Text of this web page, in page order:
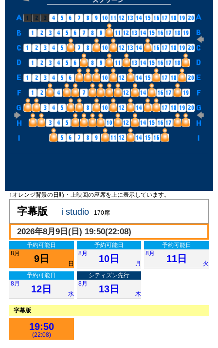
↑オレンジ背景の日時・上映回の座席を上に表示しています。
字幕版 i studio 170席
2026年8月9日(日) 19:50(22:08)
予約可能日
8月
9日 日
予約可能日
8月
10日 月
予約可能日
8月
11日
火
予約可能日
8月
12日 水
シティズン先行
8月
13日 木
字幕版
19:50
(22:08)